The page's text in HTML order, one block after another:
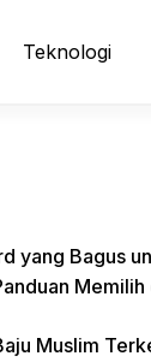
Teknologi
yang Bagus
Muslim